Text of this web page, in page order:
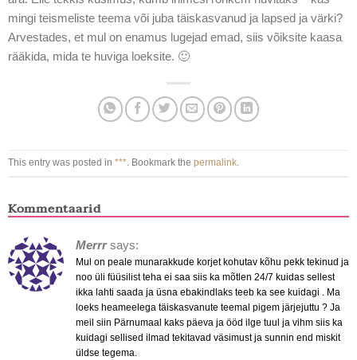
mingi teismeliste teema või juba täiskasvanud ja lapsed ja värki?
Arvestades, et mul on enamus lugejad emad, siis võiksite kaasa
rääkida, mida te huviga loeksite. 🙂
This entry was posted in ***. Bookmark the permalink.
Kommentaarid
Merrr says:
Mul on peale munarakkude korjet kohutav kõhu pekk tekinud ja
noo üli füüsilist teha ei saa siis ka mõtlen 24/7 kuidas sellest
ikka lahti saada ja üsna ebakindlaks teeb ka see kuidagi . Ma
loeks heameelega täiskasvanute teemal pigem järjejuttu ? Ja
meil siin Pärnumaal kaks päeva ja ööd ilge tuul ja vihm siis ka
kuidagi sellised ilmad tekitavad väsimust ja sunnin end miskit
üldse tegema.